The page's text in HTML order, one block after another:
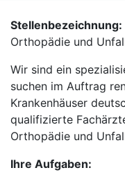
Stellenbezeichnung:
Orthopädie und
Wir sind ein
suchen im Auftrag
Krankenhäuser
qualifizierte
Orthopädie und
Ihre Aufgaben: